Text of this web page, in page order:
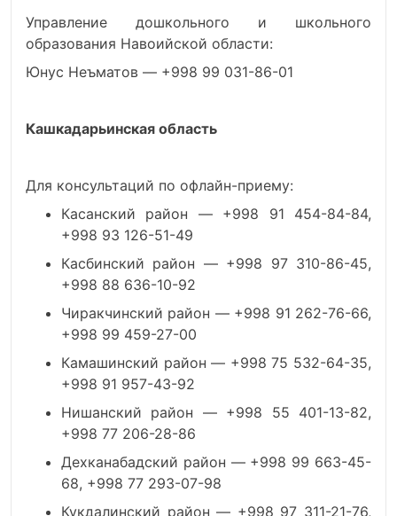
Управление дошкольного и школьного
образования Навоийской области:
Юнус Неъматов — +998 99 031-86-01
Кашкадарьинская область
Для консультаций по офлайн-приему:
Касанский район — +998 91 454-84-84,
+998 93 126-51-49
Касбинский район — +998 97 310-86-45,
+998 88 636-10-92
Чиракчинский район — +998 91 262-76-66,
+998 99 459-27-00
Камашинский район — +998 75 532-64-35,
+998 91 957-43-92
Нишанский район — +998 55 401-13-82,
+998 77 206-28-86
Дехканабадский район — +998 99 663-45-
68, +998 77 293-07-98
Кукдалинский район — +998 97 311-21-76,